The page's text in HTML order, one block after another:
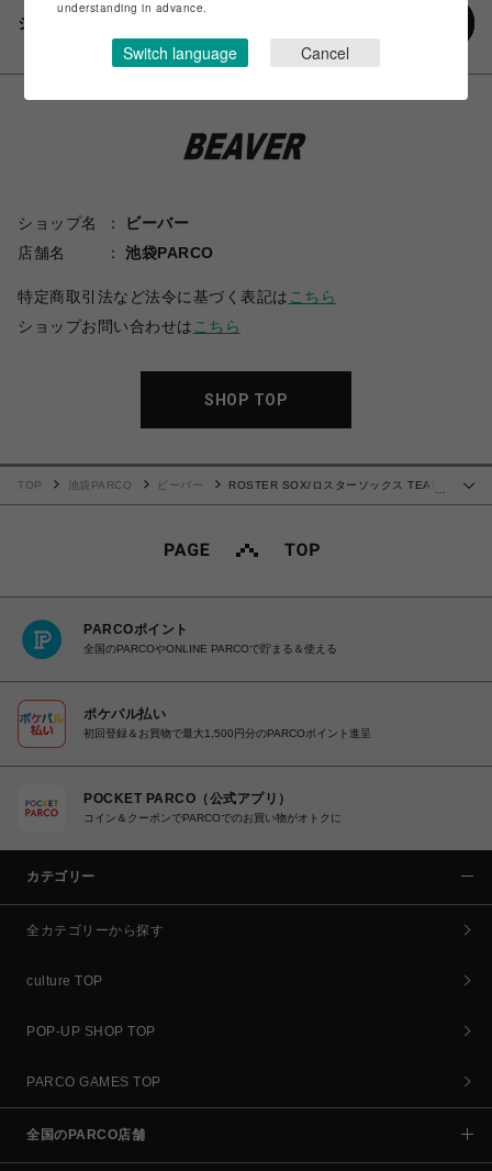
シェアする
ショップ名
ビーバー
店舗名
池袋PARCO
特定商取引法など法令に基づく表記は こちら
ショップお問い合わせは こちら
SHOP TOP
TOP 池袋PARCO ビーバー
ROSTER SOX/ロスターソックス TEAM
PARCOポイント
全国のPARCOやONLINE PARCOで貯まる＆使える
ポケパル払い
初回登録＆お買物で最大1,500円分のPARCOポイント進呈
POCKET PARCO（公式アプリ）
コイン＆クーポンでPARCOでのお買い物がオトクに
カテゴリー
全カテゴリーから探す
culture TOP
POP-UP SHOP TOP
PARCO GAMES TOP
全国のPARCO店舗
understanding in advance.
Switch language Cancel